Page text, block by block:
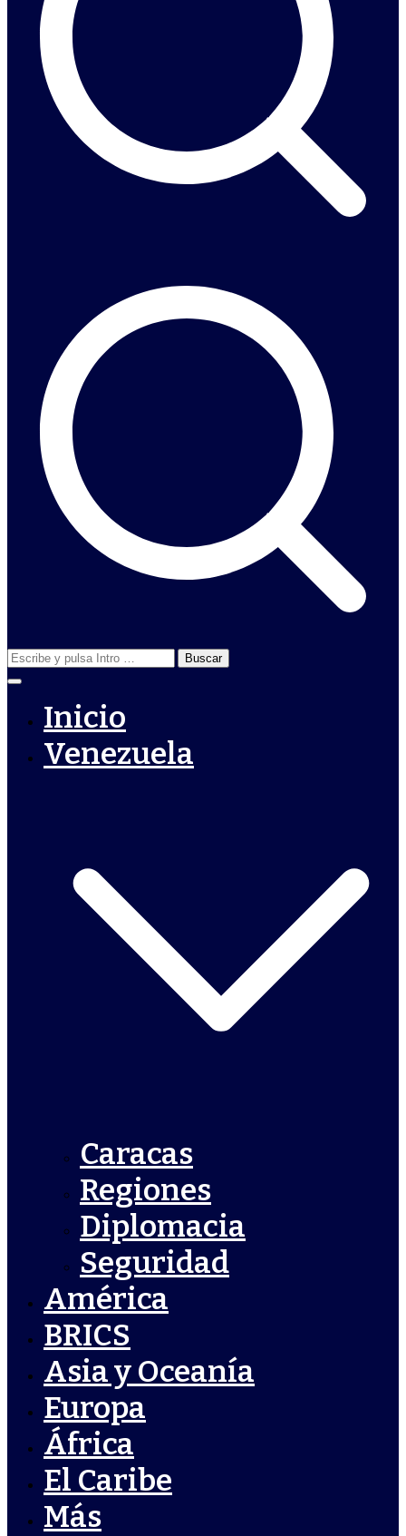
Buscar:
Inicio
Venezuela
Caracas
Regiones
Diplomacia
Seguridad
América
BRICS
Asia y Oceanía
Europa
África
El Caribe
Más